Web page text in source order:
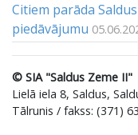
Citiem parāda
piedāvājumu
© SIA "Saldus Zeme II"
Lielā iela 8, Saldus,
Tālrunis / fakss: (371)